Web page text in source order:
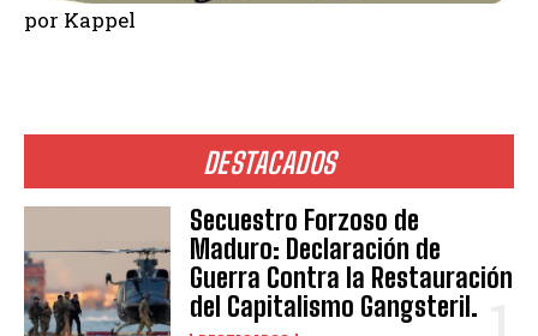
DESTACADOS
Secuestro Forzoso de
Maduro: Declaración de
Guerra Contra la Restauración
del Capitalismo Gangsteril.
por Kappel